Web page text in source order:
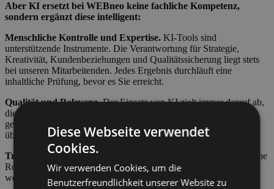
Aber KI ersetzt bei WEBneo keine fachliche Kompetenz,
sondern ergänzt diese intelligent:
Menschliche Kontrolle und Expertise. KI-Tools sind
unterstützende Instrumente. Die Verantwortung für Strategie,
Kreativität, Kundenbeziehungen und Qualitätssicherung liegt stets
bei unseren Mitarbeitenden. Jedes Ergebnis durchläuft eine
inhaltliche Prüfung, bevor es Sie erreicht.
Qualität und Relevanz.Der Einsatz von KI zielt immer darauf ab,
die Qualität und Relevanz unserer Leistungen zu erhöhen. KI-
gestützte Inhalte und Analysen werden niemals unkritisch
übernommen, sondern an unseren Qualitätsstandards gemessen.
Transparenz. Wir kommunizieren offen, wenn KI eine wesentliche
Rolle in einer Leistung spielt. Auf Wunsch erläutern wir gerne, an
welchen Stellen und in welchem Umfang KI zum Einsatz kommt.
Diese Webseite verwendet
Cookies.
Wir verwenden Cookies, um die
Benutzerfreundlichkeit unserer Website zu